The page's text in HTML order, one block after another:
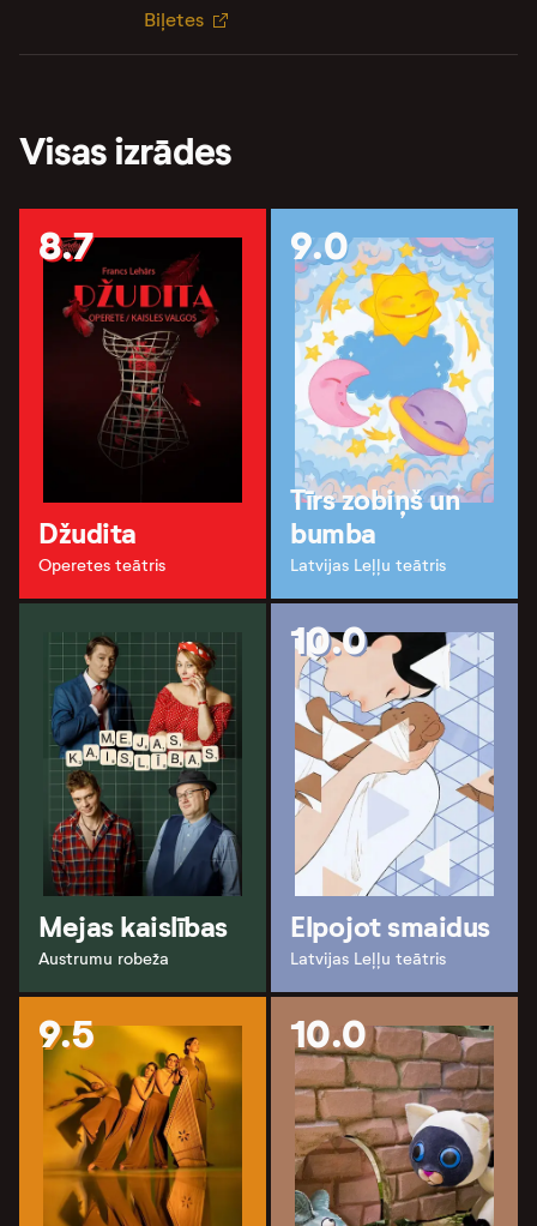
Biļetes
Visas izrādes
8.7
Džudita
Operetes teātris
9.0
Tīrs zobiņš un
bumba
Latvijas Leļļu teātris
Mejas kaislības
Austrumu robeža
10.0
Elpojot smaidus
Latvijas Leļļu teātris
9.5 10.0